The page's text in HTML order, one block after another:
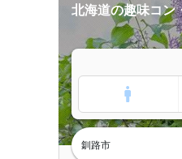
北海道の趣味コン
釧路市